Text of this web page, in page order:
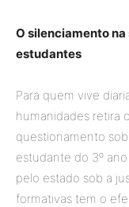
O silenciamento
estudantes
Para quem vive
humanidades retira
questionamento
estudante do 3º
pelo estado sob a
formativas tem o